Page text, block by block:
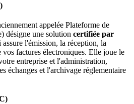
appelée Plateforme de
désigne une solution certifiée par
assure l'émission, la réception, la
vos factures électroniques. Elle joue le
entreprise et l'administration,
échanges et l'archivage réglementaire